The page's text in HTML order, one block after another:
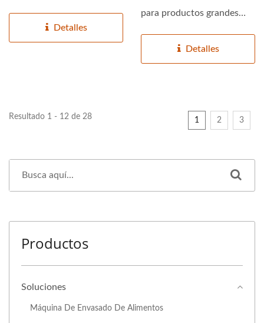
Detalles
para productos grandes
Detalles
Resultado 1 - 12 de 28 1 2 3
Productos
Soluciones
Máquina De Envasado De Alimentos